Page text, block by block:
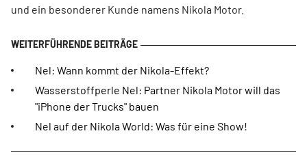
und ein besonderer Kunde namens Nikola Motor.
Nel: Wann kommt der Nikola-Effekt?
Wasserstoffperle Nel: Partner Nikola Motor will das
"iPhone der Trucks" bauen
Nel auf der Nikola World: Was für eine Show!